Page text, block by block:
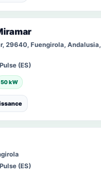
29640, Fuengirola, Andalusia,
(ES)
50 kW
(ES)